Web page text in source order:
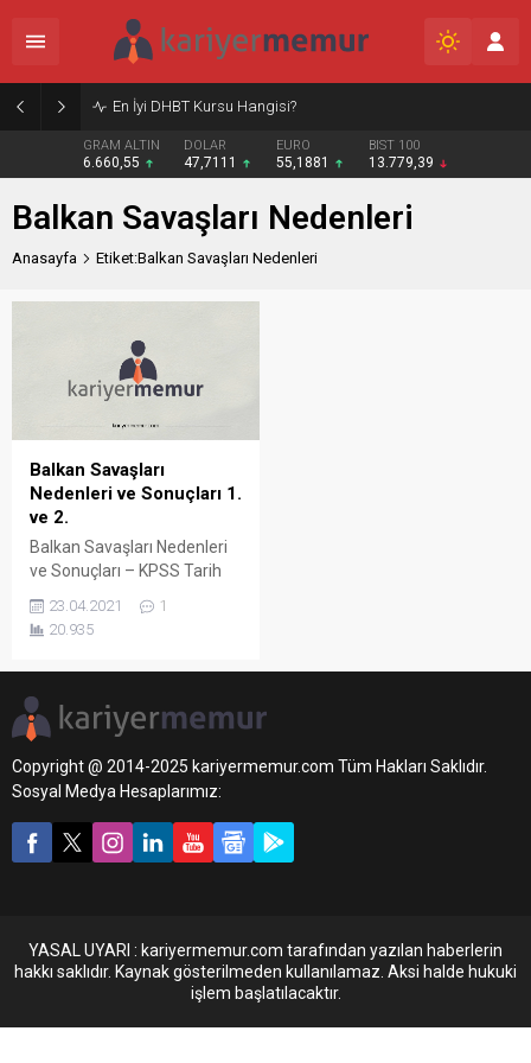
En İyi DHBT Kursu Hangisi?
GRAM ALTIN
6.660,55
DOLAR
47,7111
EURO
55,1881
BIST 100
13.779,39
Balkan Savaşları Nedenleri
Anasayfa Etiket:Balkan Savaşları Nedenleri
Balkan Savaşları
Nedenleri ve Sonuçları 1.
ve 2.
Balkan Savaşları Nedenleri
ve Sonuçları – KPSS Tarih
Konu özetlerimize ”Balkan
Savaşları Nedenleri ve
Sonuçları” konu başlığımızla
”kariyermemur.com”
adresini takip etmeye
devam edin. Birinci Balkan
Savaşı (1912-1913) Savaşın
Tarih Konu özetlerimize
”Balkan Savaşları Nedenleri
23.04.2021
1
20.935
Copyright @ 2014-2025 kariyermemur.com Tüm Hakları Saklıdır.
Sosyal Medya Hesaplarımız:
YASAL UYARI : kariyermemur.com tarafından yazılan haberlerin
hakkı saklıdır. Kaynak gösterilmeden kullanılamaz. Aksi halde hukuki
işlem başlatılacaktır.